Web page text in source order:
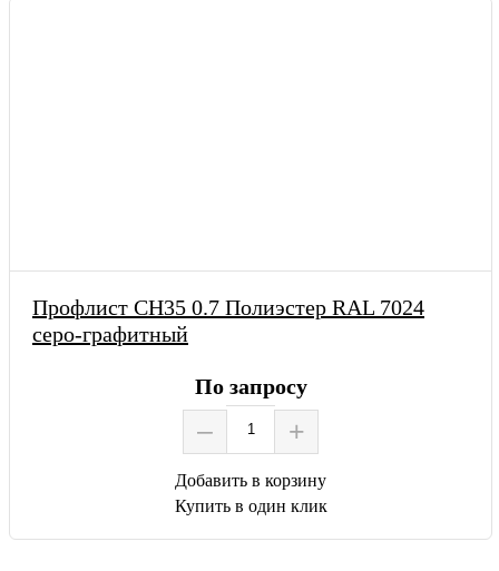
Профлист СН35 0.7 Полиэстер RAL 7024
серо-графитный
По запросу
– +
Добавить в корзину
Купить в один клик